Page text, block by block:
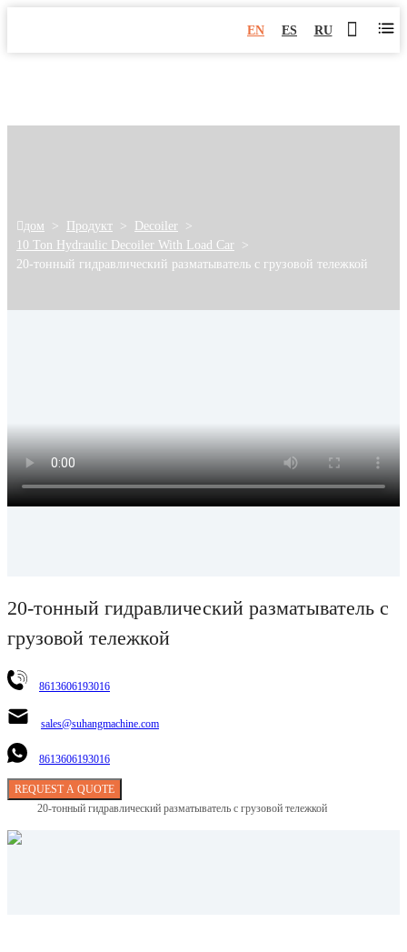
EN ES RU
дом > Продукт > Decoiler >
10 Ton Hydraulic Decoiler With Load Car >
20-тонный гидравлический разматыватель с грузовой тележкой
20-тонный гидравлический разматыватель с
грузовой тележкой
8613606193016
sales@suhangmachine.com
8613606193016
REQUEST A QUOTE
20-тонный гидравлический разматыватель с грузовой тележкой